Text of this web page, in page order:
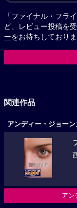
「ファイナル・フラ
ど、レビュー投稿を
ーをお待ちしておりま
関連作品
アンディー・ジョー
アン